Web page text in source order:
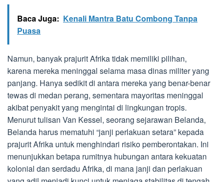
Baca Juga: Kenali Mantra Batu Combong Tanpa
Puasa
Namun, banyak prajurit Afrika tidak memiliki pilihan,
karena mereka meninggal selama masa dinas militer yang
panjang. Hanya sedikit di antara mereka yang benar-benar
tewas di medan perang, sementara mayoritas meninggal
akibat penyakit yang mengintai di lingkungan tropis.
Menurut tulisan Van Kessel, seorang sejarawan Belanda,
Belanda harus mematuhi “janji perlakuan setara” kepada
prajurit Afrika untuk menghindari risiko pemberontakan. Ini
menunjukkan betapa rumitnya hubungan antara kekuatan
kolonial dan serdadu Afrika, di mana janji dan perlakuan